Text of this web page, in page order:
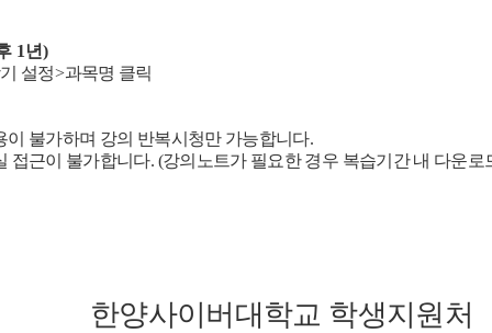
1년)
설정>과목명 클릭
불가하며 강의 반복시청만 가능합니다.
접근이 불가합니다. (강의노트가 필요한 경우 복습기간 내 다운로
한양사이버대학교 학생지원처